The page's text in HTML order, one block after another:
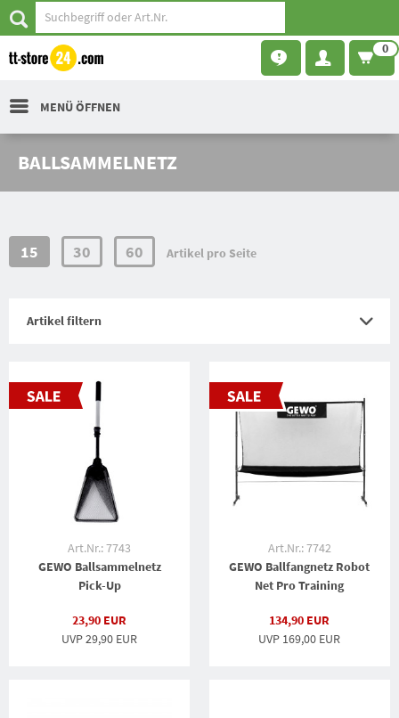
0
MENÜ ÖFFNEN
BALLSAMMELNETZ
Artikel filtern
15 30 60 Artikel pro Seite
Art.Nr.: 7743
GEWO Ballsammelnetz
Pick-Up
23,90 EUR
UVP 29,90 EUR
Art.Nr.: 7742
GEWO Ballfangnetz Robot
Net Pro Training
134,90 EUR
UVP 169,00 EUR